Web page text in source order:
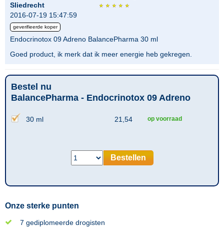
Sliedrecht
2016-07-19 15:47:59
geverifieerde koper
Endocrinotox 09 Adreno BalancePharma 30 ml
Goed product, ik merk dat ik meer energie heb gekregen.
Bestel nu
BalancePharma - Endocrinotox 09 Adreno
30 ml 21,54 op voorraad
Bestellen
Onze sterke punten
7 gediplomeerde drogisten